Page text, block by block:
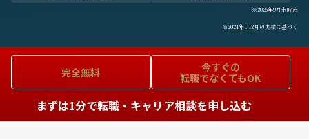
※2025年9月末時点
※2024年1-12月の実績に基づく
完全無料
今すぐの
転職でなくてもOK
まずは1分で転職・キャリア相談を申し込む